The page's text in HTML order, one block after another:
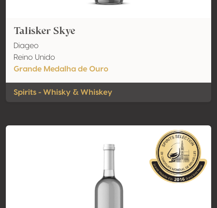
Talisker Skye
Diageo
Reino Unido
Grande Medalha de Ouro
Spirits - Whisky & Whiskey